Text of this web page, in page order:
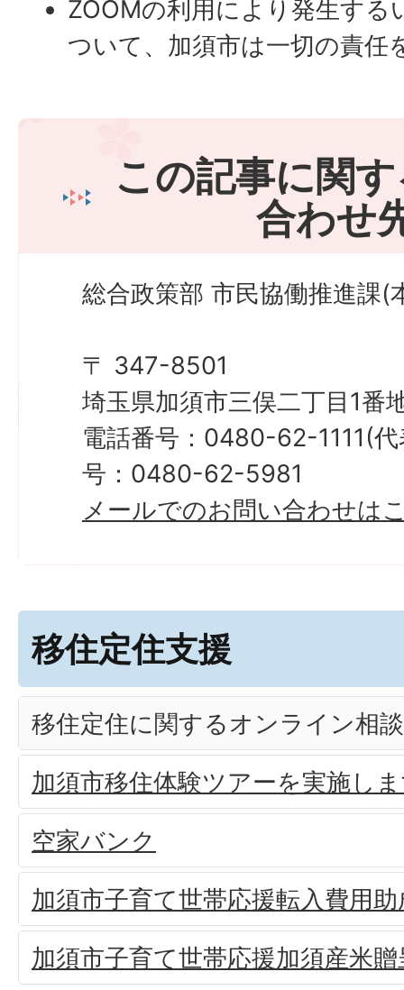
ZOOMの利用により発生する
ついて、加須市は一切の責任
この記事に関
合わせ
総合政策部 市民協働推進課(
〒 347-8501
埼玉県加須市三俣二丁目1番
電話番号：0480-62-1111(
号：0480-62-5981
メールでのお問い合わせは
移住定住支援
移住定住に関するオンライン相
加須市移住体験ツアーを実施し
空家バンク
加須市子育て世帯応援転入費用助
加須市子育て世帯応援加須産米贈